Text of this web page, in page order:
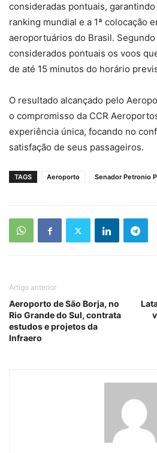
consideradas pontuais, garantindo
ranking mundial e a 1ª colocação
aeroportuários do Brasil. Segundo
considerados pontuais os voos
de até 15 minutos do horário
O resultado alcançado pelo
o compromisso da CCR
experiência única, focando no
satisfação de seus passageiros.
TAGS Aeroporto Senador Petronio
Artigo anterior
Aeroporto de São Borja, no
Rio Grande do Sul, contrata
estudos e projetos da
Infraero